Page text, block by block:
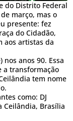
do Distrito Federal
março, mas o
presente: fez
do Cidadão,
aos artistas da
anos 90. Essa
a transformação
tem nome
como: DJ
Ceilândia, Brasília